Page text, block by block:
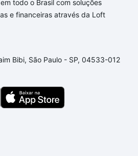
oferta ideal para você, com
suites à venda em Condomínio
0 e com nossas opções de
as parcelas podem se
Se ainda tem alguma
no processo de
portal quanto custa comprar
todo o Brasil com soluções
e financeiras através da Loft
Bibi, São Paulo - SP, 04533-012